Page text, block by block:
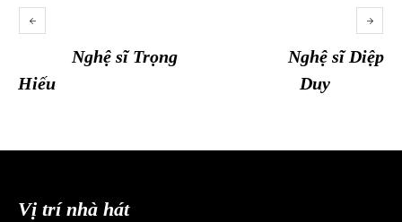
Nghệ sĩ Trọng
Hiếu
Nghệ sĩ Diệp
Duy
Vị trí nhà hát